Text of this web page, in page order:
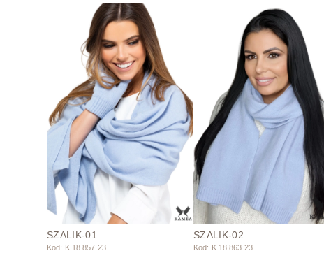
SZALIK-01
Kod: K.18.857.23
SZALIK-02
Kod: K.18.863.23